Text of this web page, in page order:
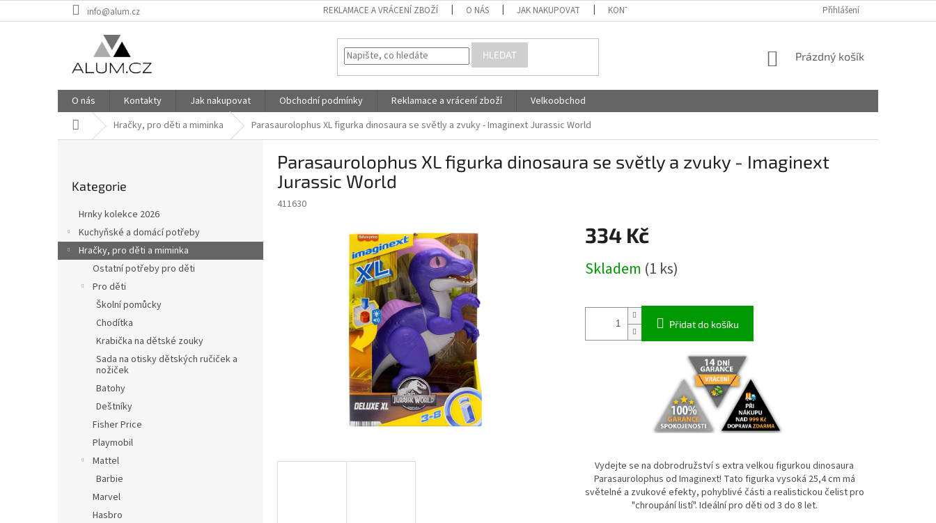
na
info@alum.cz REKLAMACE A VRÁCENÍ ZBOŽÍ O NÁS JAK NAKUPOVAT KONTAKTY PODMÍNKY OCHRANY OSOBNÍCH
Přihlášení
HLEDAT
NÁKUPNÍ
Prázdný košík
O nás Kontakty Jak nakupovat Obchodní podmínky Reklamace a vrácení zboží
Velkoobchod
Domů Hračky, pro děti a miminka Parasaurolophus XL figurka dinosaura se světly a zvuky - Imaginext Jurassic World
n
kategorie
Kategorie
Hrnky kolekce 2026
Kuchyňské a domácí potřeby
Hračky, pro děti a miminka
Ostatní potřeby pro děti
Pro děti
Školní pomůcky
Chodítka
Krabička na dětské zouky
Sada na otisky dětských ručiček a
nožiček
Batohy
Deštníky
Fisher Price
Playmobil
Mattel
Barbie
Marvel
Hasbro
Parasaurolophus XL figurka dinosaura se světly a zvuky - Imaginext
Jurassic World
411630
334 Kč
cena:
Skladem (1 ks)
Přidat do košíku
Vydejte se na dobrodružství s extra velkou figurkou dinosaura
Parasaurolophus od Imaginext! Tato figurka vysoká 25,4 cm má
světelné a zvukové efekty, pohyblivé části a realistickou čelist pro
"chroupání listí". Ideální pro děti od 3 do 8 let.